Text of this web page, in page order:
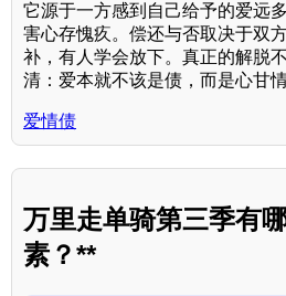
它源于一方感到自己给予的爱远
害心存愧疚。偿还与否取决于
补，有人学会放下。真正的解脱
清：爱本就不该是债，而是心甘情
爱情债
万里走单骑第三季有
素？**